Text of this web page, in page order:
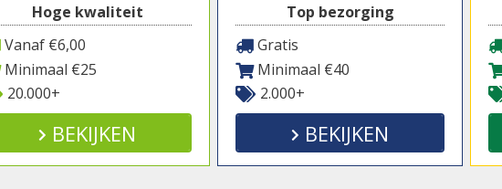
Hoge kwaliteit
Vanaf €6,00
Minimaal €25
20.000+
BEKIJKEN
Top bezorging
Gratis
Minimaal €40
2.000+
BEKIJKEN